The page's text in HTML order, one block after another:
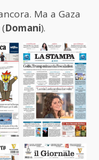
Ma a Gaza
Domani).